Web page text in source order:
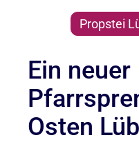
Propstei
Ein neuer
Osten